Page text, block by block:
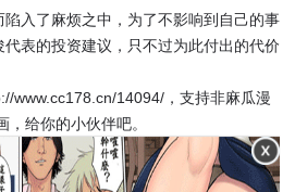
入了麻烦之中，为了不影响到自己的事
表的投资建议，只不过为此付出的代价
www.cc178.cn/14094/，支持非麻瓜漫
给你的小伙伴吧。